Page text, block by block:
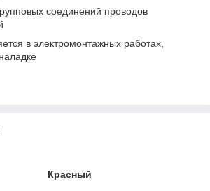
соединений проводов
в электромонтажных работах,
Красный